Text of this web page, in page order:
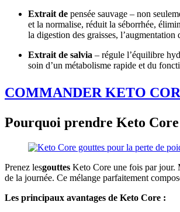
Extrait de pensée sauvage – non
et la normalise, réduit la séborrhée,
la digestion des graisses, l’augmentation
Extrait de salvia – régule l’équilibre
soin d’un métabolisme rapide et du
COMMANDER KETO
Pourquoi prendre Keto
Prenez lesgouttes Keto Core une fois par jour.
de la journée. Ce mélange parfaitement
Les principaux avantages de Keto Core :